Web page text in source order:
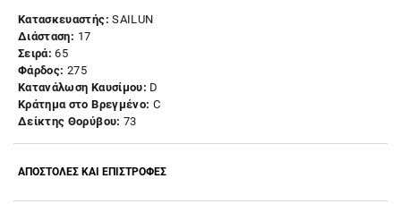
Κατασκευαστής: SAILUN
Διάσταση: 17
Σειρά: 65
Φάρδος: 275
Κατανάλωση Καυσίμου: D
Κράτημα στο Βρεγμένο: C
Δείκτης Θορύβου: 73
ΑΠΟΣΤΟΛΕΣ ΚΑΙ ΕΠΙΣΤΡΟΦΕΣ